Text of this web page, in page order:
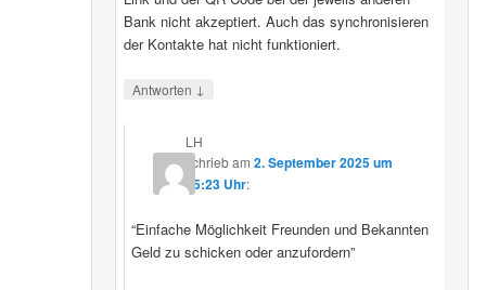
Bank nicht akzeptiert. Auch das synchronisieren
der Kontakte hat nicht funktioniert.
Antworten ↓
LH
schriebam2. September 2025 um
15:23 Uhr:
“Einfache Möglichkeit Freunden und Bekannten
Geld zu schicken oder anzufordern”